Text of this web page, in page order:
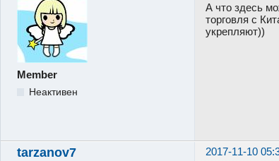
Member
Неактивен
А что здесь
торговля с
укрепляют))
tarzanov7 2017-11-10